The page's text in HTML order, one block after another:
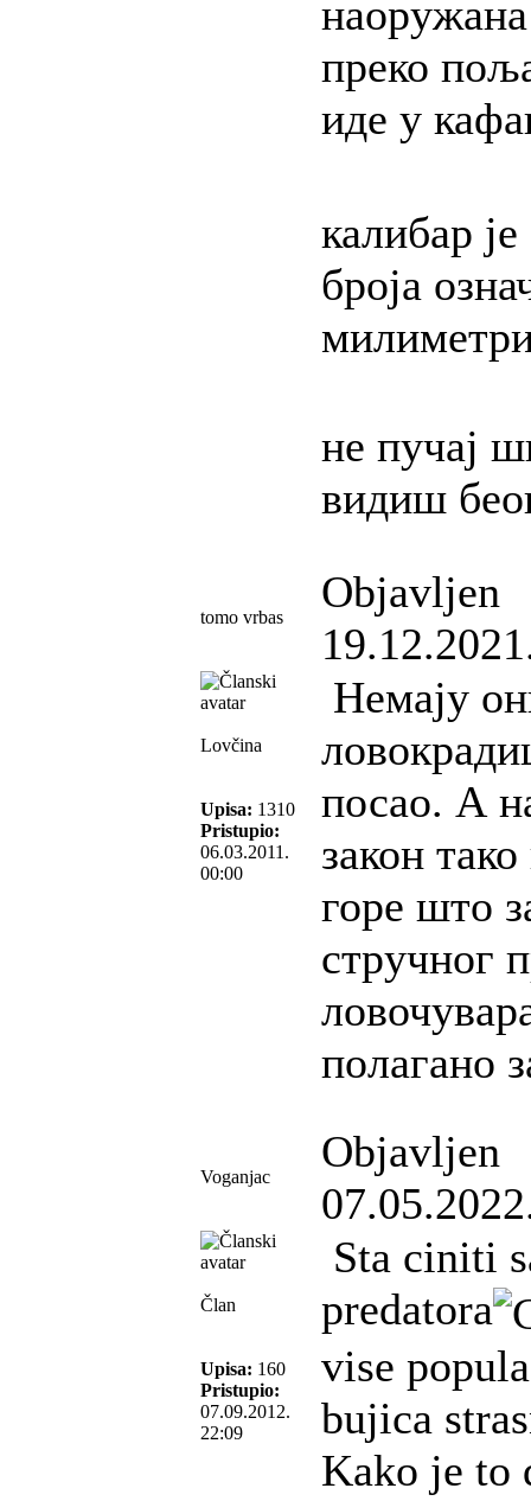
преко
иде у
калибар
броја
не пучај
видиш
tomo vrbas
Objavljen
Lovčina
Upisa: 1310
Pristupio:
06.03.2011.
00:00
Немају
посао. А
закон
горе што
стручног
полагано
Voganjac
Objavljen
Član
Upisa: 160
Pristupio:
07.09.2012.
22:09
Sta ciniti
predatora
vise
bujica
Kako je to